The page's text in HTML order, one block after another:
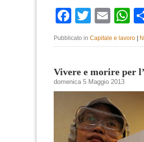
Facebook
Twitter
Pubblicato in Capitale e lavoro |
Vivere e morire per
domenica 5 Maggio 2013